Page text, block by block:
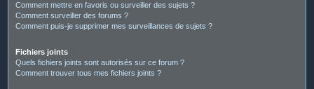
Comment mettre en favoris ou surveiller des sujets ?
Comment surveiller des forums ?
Comment puis-je supprimer mes surveillances de sujets ?
Fichiers joints
Quels fichiers joints sont autorisés sur ce forum ?
Comment trouver tous mes fichiers joints ?